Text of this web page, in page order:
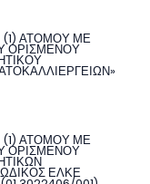
ΑΤΟΜΟΥ ΜΕ
ΟΡΙΣΜΕΝΟΥ
ΑΤΟΜΟΥ ΜΕ
ΟΡΙΣΜΕΝΟΥ
ΕΛΚΕ